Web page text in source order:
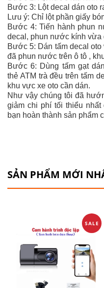
Bước 3: Lột decal dán oto
Lưu ý: Chỉ lột phần giấy
Bước 4: Tiến hành phun
decal, phun nước kính vừa
Bước 5: Dán tấm decal
đã phun nước trên ô tô ,
Bước 6: Dùng tấm gạt
thẻ ATM trà đều trên tấm
khu vực xe oto cần dán.
Như vậy chúng tôi đã
giảm chi phí tối thiểu
bạn hoàn thành sản phẩm
SẢN PHẨM MỚI
SALE